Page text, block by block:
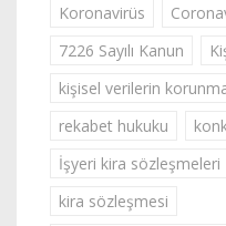
Koronavirüs
7226 Sayılı Kanun
kişisel verilerin
rekabet hukuku
İşyeri kira sözleşmeleri
kira sözleşmesi